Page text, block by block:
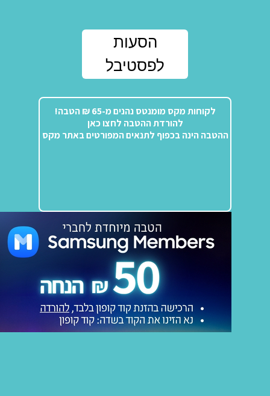
הסעות
לפסטיבל
לקוחות מקס מומנטס נהנים מ-65 ₪ הטבה!
להורדת ההטבה לחצו כאן
ההטבה הינה בכפוף לתנאים המפורטים באתר מקס